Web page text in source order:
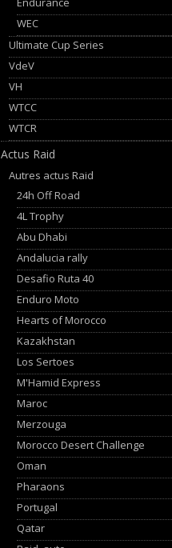
WEC
Ultimate Cup Series
VdeV
VH
WTCC
WTCR
Actus Raid
Autres actus Raid
24h Off Road
4L Trophy
Abu Dhabi
Andalucia rally
Desafio Ruta 40
Enduro Moto
Hearts of Morocco
Kazakhstan
Los Sertoes
M'Hamid Express
Maroc
Merzouga
Morocco Desert Challenge
Oman
Pharaons
Portugal
Qatar